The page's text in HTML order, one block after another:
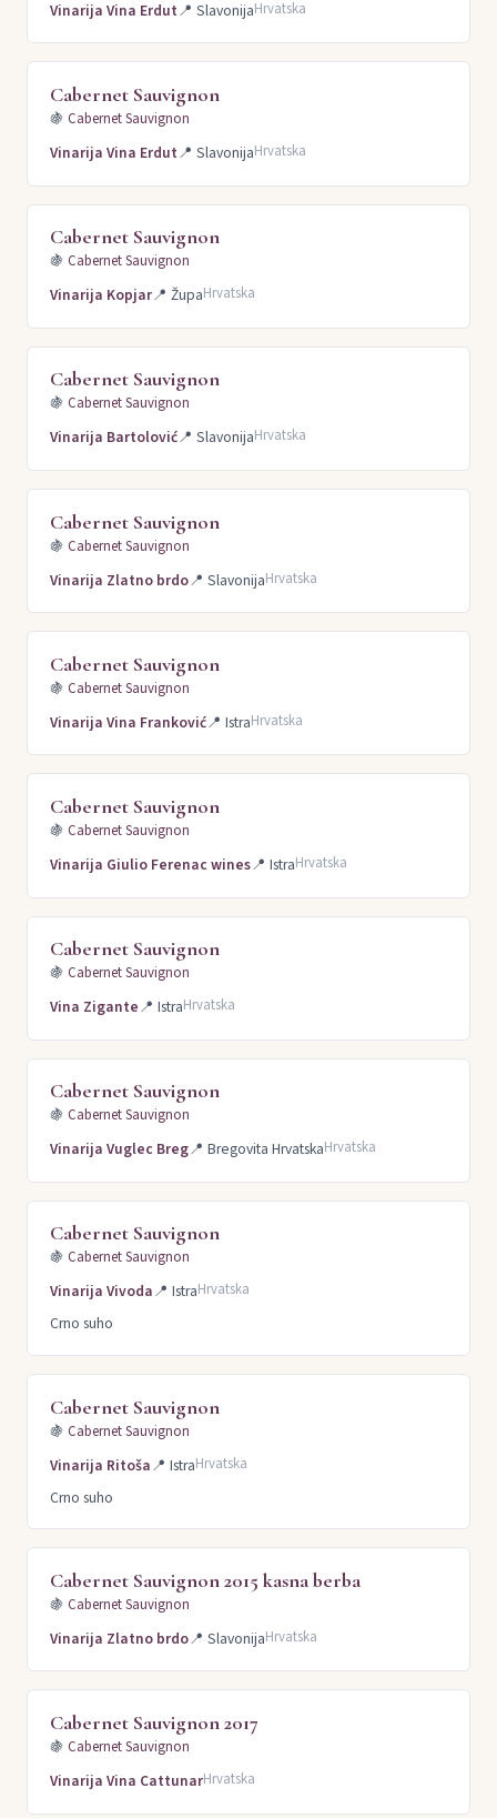
Vinarija Vina Erdut📍 SlavonijaHrvatska
Cabernet Sauvignon
🍇 Cabernet Sauvignon
Vinarija Vina Erdut📍 SlavonijaHrvatska
Cabernet Sauvignon
🍇 Cabernet Sauvignon
Vinarija Kopjar📍 ŽupaHrvatska
Cabernet Sauvignon
🍇 Cabernet Sauvignon
Vinarija Bartolović📍 SlavonijaHrvatska
Cabernet Sauvignon
🍇 Cabernet Sauvignon
Vinarija Zlatno brdo📍 SlavonijaHrvatska
Cabernet Sauvignon
🍇 Cabernet Sauvignon
Vinarija Vina Franković📍 IstraHrvatska
Cabernet Sauvignon
🍇 Cabernet Sauvignon
Vinarija Giulio Ferenac wines📍 IstraHrvatska
Cabernet Sauvignon
🍇 Cabernet Sauvignon
Vina Zigante📍 IstraHrvatska
Cabernet Sauvignon
🍇 Cabernet Sauvignon
Vinarija Vuglec Breg📍 Bregovita HrvatskaHrvatska
Cabernet Sauvignon
🍇 Cabernet Sauvignon
Vinarija Vivoda📍 IstraHrvatska
Crno suho
Cabernet Sauvignon
🍇 Cabernet Sauvignon
Vinarija Ritoša📍 IstraHrvatska
Crno suho
Cabernet Sauvignon 2015 kasna berba
🍇 Cabernet Sauvignon
Vinarija Zlatno brdo📍 SlavonijaHrvatska
Cabernet Sauvignon 2017
🍇 Cabernet Sauvignon
Vinarija Vina CattunarHrvatska